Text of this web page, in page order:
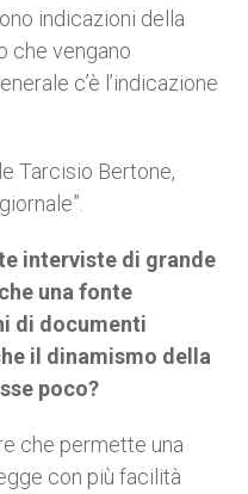
indicazioni della
che vengano
c’è l’indicazione
Tarcisio Bertone,
interviste di grande
una fonte
di documenti
il dinamismo della
poco?
che permette una
con più facilità